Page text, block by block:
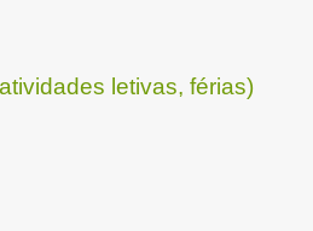
letivas, férias)